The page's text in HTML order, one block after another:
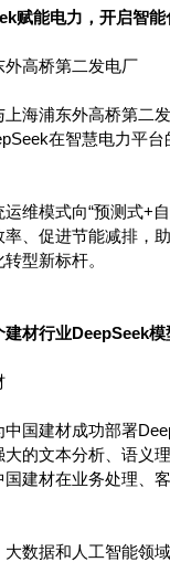
赋能电力，开启智能
高桥第二发电厂
海浦东外高桥第二
在智慧电力平
维模式向“预测式+
、促进节能减排，助
型新标杆。
材行业DeepSeek模
国建材成功部署
大的文本分析、语义
建材在业务处理、
数据和人工智能领